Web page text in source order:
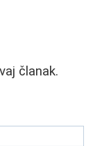
članak.